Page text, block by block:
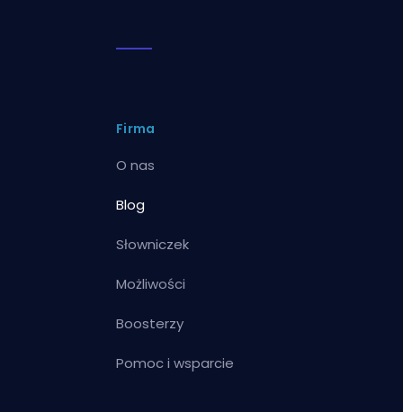
Firma
O nas
Blog
Słowniczek
Możliwości
Boosterzy
Pomoc i wsparcie